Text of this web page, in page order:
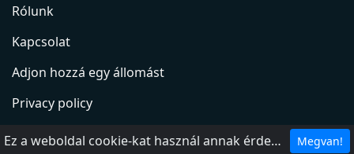
Rólunk
Kapcsolat
Adjon hozzá egy állomást
Privacy policy
Ez a weboldal cookie-kat használ annak érdekében, hogy a legjobb élményt nyújthassa webhelyünkön. Megvan!